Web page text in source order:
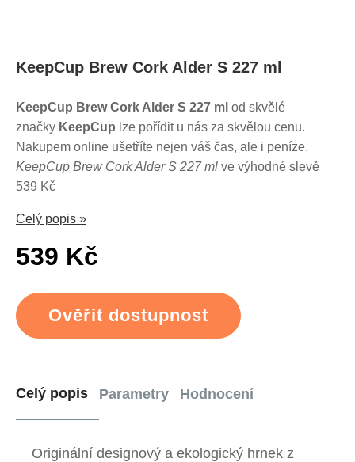
KeepCup Brew Cork Alder S 227 ml
KeepCup Brew Cork Alder S 227 ml od skvělé
značky KeepCup lze pořídit u nás za skvělou cenu.
Nakupem online ušetříte nejen váš čas, ale i peníze.
KeepCup Brew Cork Alder S 227 ml ve výhodné slevě
539 Kč
Celý popis »
539 Kč
Ověřit dostupnost
Celý popis Parametry Hodnocení
Originální designový a ekologický hrnek z